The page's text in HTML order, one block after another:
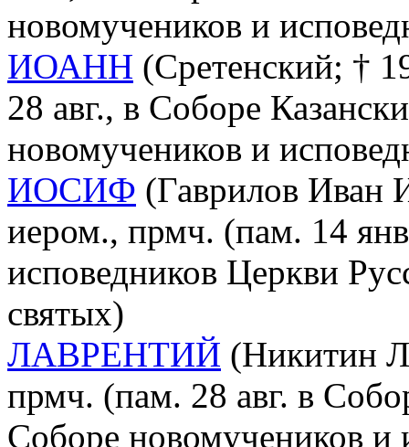
новомучеников и
ИОАНН (Сретенский; †
28 авг., в Соборе
новомучеников и
ИОСИФ (Гаврилов Иван
иером., прмч. (пам. 14
исповедников Церкви
святых)
ЛАВРЕНТИЙ (Никитин
прмч. (пам. 28 авг. в
Соборе новомучеников и